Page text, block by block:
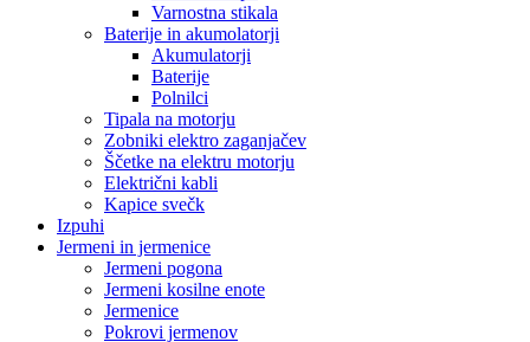
Varnostna stikala
Baterije in akumolatorji
Akumulatorji
Baterije
Polnilci
Tipala na motorju
Zobniki elektro zaganjačev
Ščetke na elektru motorju
Električni kabli
Kapice svečk
Izpuhi
Jermeni in jermenice
Jermeni pogona
Jermeni kosilne enote
Jermenice
Pokrovi jermenov